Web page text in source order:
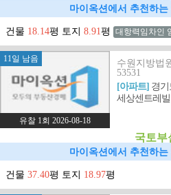
마이옥션에서 추천하
건물 18.14평 토지 8.91평 대항력임차인
11일 남음
유찰 1회 2026-08-18
수원지방법
53531
[아파트] 경기
세상센트레빌
국토부
마이옥션에서 추천하
건물 37.40평 토지 18.97평